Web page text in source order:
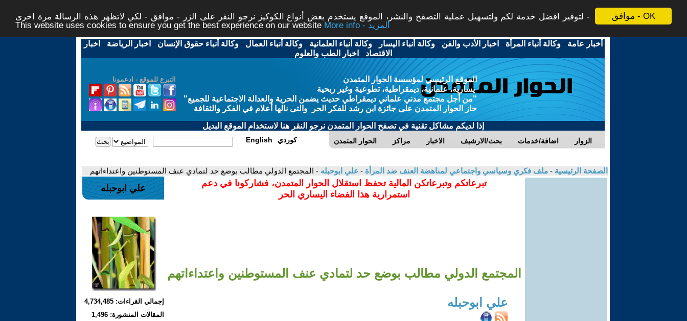
موافق - OK
لتوفير افضل خدمة لكم ولتسهيل عملية التصفح والنشر، الموقع يستخدم بعض أنواع الكوكيز نرجو النقر على الزر - موافق - لكي لاتظهر هذه الرسالة مرة اخرى -
This website uses cookies to ensure you get the best experience on our website
More info - المزيد
أخبار عامة -وكالة أنباء المرأة - اخبار الأدب والفن -وكالة أنباء اليسار -وكالة أنباء العلمانية -وكالة أنباء العمال -وكالة أنباء حقوق الإنسان - اخبار الرياضة - اخبار
الاقتصاد - اخبار الطب والعلوم
التبرع للموقع - ادعمونا
الموقع الرئيسي لمؤسسة الحوار المتمدن
يسارية، علمانية، ديمقراطية، تطوعية وغير ربحية
"من أجل مجتمع مدني علماني ديمقراطي حديث يضمن الحرية والعدالة الاجتماعية للجميع"
حاز الحوار المتمدن على جائزة ابن رشد للفكر الحر والتى نالها أعلام في الفكر والثقافة
إذا لديكم مشاكل تقنية في تصفح الحوار المتمدن نرجو النقر هنا لاستخدام الموقع البديل
الحوار المتمدن مراكز الاخبار بحث/الارشيف اضافة/خدمات الزوار English كوردي
الصفحة الرئيسية - ملف فكري وسياسي واجتماعي لمناهضة العنف ضد المرأة - علي ابوحبله - المجتمع الدولي مطالب بوضع حد لتمادي عنف المستوطنين واعتداءاتهم
تبرعاتكم وتبرعاتكن المالية تحفظ استقلال الحوار المتمدن، فشاركونا في دعم
استمرارية هذا الفضاء اليساري الحر
المجتمع الدولي مطالب بوضع حد لتمادي عنف المستوطنين واعتداءاتهم
علي ابوحبله
علي ابوحبله
إجمالي القراءات: 4,734,485
المقالات المنشورة: 1,496